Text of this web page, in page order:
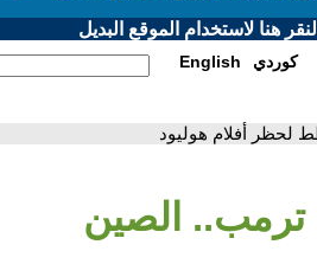
هنا لاستخدام الموقع البديل
English كوردي
أفلام هوليود
الصين